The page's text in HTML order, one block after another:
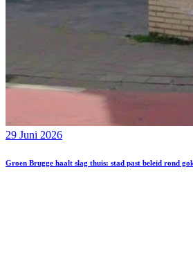
29 Juni 2026
Groen Brugge haalt slag thuis: stad past beleid rond